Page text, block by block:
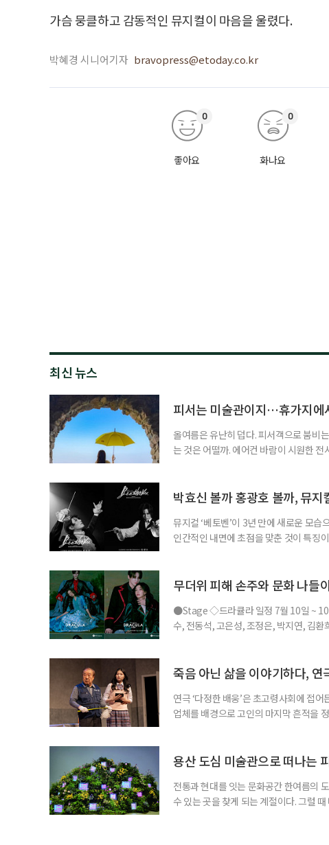
가슴 뭉클하고 감동적인 뮤지컬이 마음을 울렸다.
박혜경 시니어기자 bravopress@etoday.co.kr
좋아요
0
화나요
0
최신 뉴스
피서는 미술관이지…휴가지에
올여름은 유난히 덥다. 피서객으로 붐비
는 것은 어떨까. 에어컨 바람이 시원한
드 강릉 여행을 계획하고 있다면 하슬라
박효신 볼까 홍광호 볼까, 뮤지
뮤지컬 ‘베토벤’이 3년 만에 새로운 모
인간적인 내면에 초점을 맞춘 것이 특징
현, •프란츠 브렌타노 : 박시원, 최호중, •
무더위 피해 손주와 문화 나들
●Stage ◇드라큘라 일정 7월 10일 ~ 10
수, 전동석, 고은성, 조정은, 박지연, 김
은성이 새롭게 드라큘라 역에 합류해 각
죽음 아닌 삶을 이야기하다, 연
연극 ‘다정한 배웅’은 초고령사회에 접
업체를 배경으로 고인의 마지막 흔적을
아트홀 출연 •반춘배 : 장용, 서인석 •박민
용산 도심 미술관으로 떠나는
전통과 현대를 잇는 문화공간 한여름의
수 있는 곳을 찾게 되는 계절이다. 그럴